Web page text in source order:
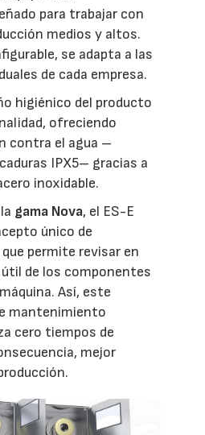
para trabajar con
medios y altos.
se adapta a las
de cada empresa.
higiénico del producto
ofreciendo
contra el agua –
IPX5– gracias a
inoxidable.
gama Nova, el ES-E
único de
permite revisar en
de los componentes
Así, este
mantenimiento
cero tiempos de
mejor